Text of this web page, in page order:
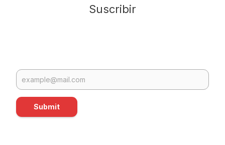
Suscribir
Submit